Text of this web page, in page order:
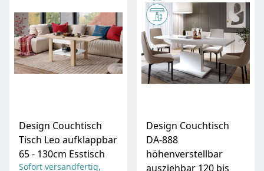
Design Couchtisch
Tisch Leo aufklappbar
65 - 130cm Esstisch
Sofort versandfertig,
Design Couchtisch
DA-888
höhenverstellbar
ausziehbar 120 bis